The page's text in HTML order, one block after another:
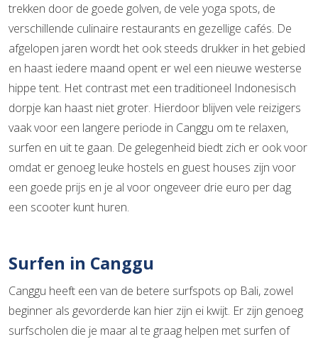
trekken door de goede golven, de vele yoga spots, de
verschillende culinaire restaurants en gezellige cafés. De
afgelopen jaren wordt het ook steeds drukker in het gebied
en haast iedere maand opent er wel een nieuwe westerse
hippe tent. Het contrast met een traditioneel Indonesisch
dorpje kan haast niet groter. Hierdoor blijven vele reizigers
vaak voor een langere periode in Canggu om te relaxen,
surfen en uit te gaan. De gelegenheid biedt zich er ook voor
omdat er genoeg leuke hostels en guest houses zijn voor
een goede prijs en je al voor ongeveer drie euro per dag
een scooter kunt huren.
Surfen in Canggu
Canggu heeft een van de betere surfspots op Bali, zowel
beginner als gevorderde kan hier zijn ei kwijt. Er zijn genoeg
surfscholen die je maar al te graag helpen met surfen of